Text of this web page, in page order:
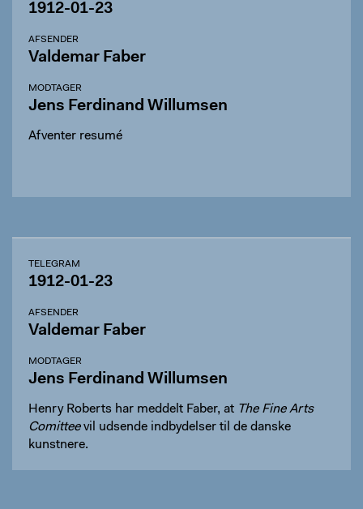
1912-01-23
AFSENDER
Valdemar Faber
MODTAGER
Jens Ferdinand Willumsen
Afventer resumé
TELEGRAM
1912-01-23
AFSENDER
Valdemar Faber
MODTAGER
Jens Ferdinand Willumsen
Henry Roberts har meddelt Faber, at The Fine Arts
Comitteevil udsende indbydelser til de danske
kunstnere.